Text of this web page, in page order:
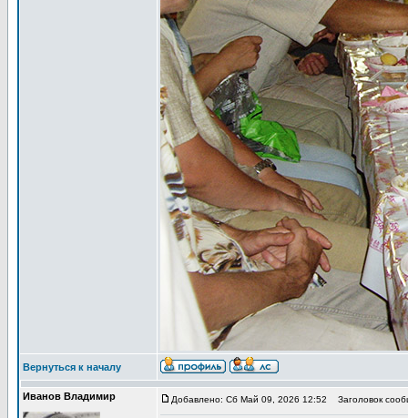
Вернуться к началу
Иванов Владимир Добавлено: Сб Май 09, 2026 12:52 Заголовок